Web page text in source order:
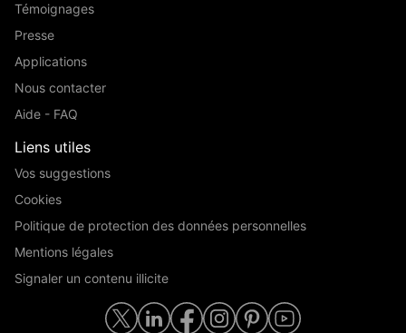
Témoignages
Presse
Applications
Nous contacter
Aide - FAQ
Liens utiles
Vos suggestions
Cookies
Politique de protection des données personnelles
Mentions légales
Signaler un contenu illicite